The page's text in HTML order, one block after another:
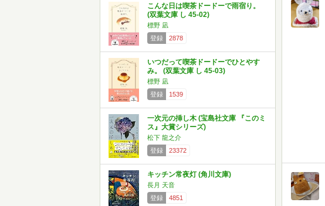
こんな日は喫茶ドードーで雨宿り。
(双葉文庫 し 45-02)
標野 凪
登録
2878
いつだって喫茶ドードーでひとやす
み。 (双葉文庫 し 45-03)
標野 凪
登録
1539
一次元の挿し木 (宝島社文庫 『このミ
ス』大賞シリーズ)
松下 龍之介
登録
23372
キッチン常夜灯 (角川文庫)
長月 天音
登録
4851